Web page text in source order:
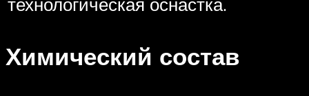
Химический состав